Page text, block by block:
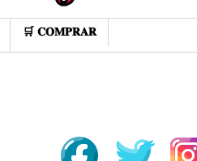
🛒 𝐂𝐎𝐌𝐏𝐑𝐀𝐑